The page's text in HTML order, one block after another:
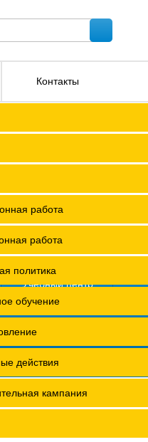
труда (СОУТ)
работа
работа
политика
обучение
действия
кампания
Контакты
Учебный центр